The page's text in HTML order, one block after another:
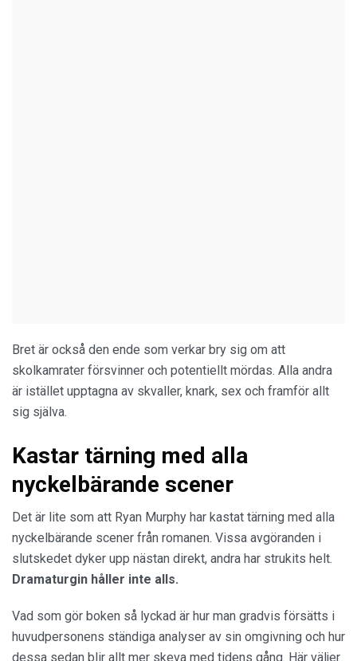
Bret är också den ende som verkar bry sig om att
skolkamrater försvinner och potentiellt mördas. Alla andra
är istället upptagna av skvaller, knark, sex och framför allt
sig själva.
Kastar tärning med alla
nyckelbärande scener
Det är lite som att Ryan Murphy har kastat tärning med alla
nyckelbärande scener från romanen. Vissa avgöranden i
slutskedet dyker upp nästan direkt, andra har strukits helt.
Dramaturgin håller inte alls.
Vad som gör boken så lyckad är hur man gradvis försätts i
huvudpersonens ständiga analyser av sin omgivning och hur
dessa sedan blir allt mer skeva med tidens gång. Här väljer